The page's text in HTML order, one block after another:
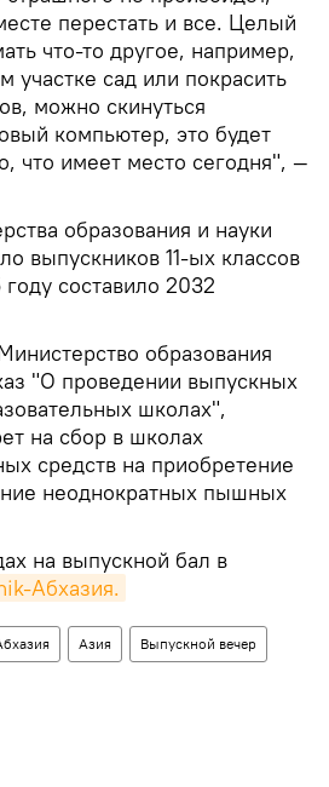
перестать и все. Целый
что-то другое, например,
участке сад или покрасить
можно скинуться
компьютер, это будет
что имеет место сегодня", —
образования и науки
выпускников 11-ых классов
составило 2032
образования
"О проведении выпускных
школах",
на сбор в школах
средств на приобретение
неоднократных пышных
на выпускной бал в
Абхазия.
Азия Выпускной вечер